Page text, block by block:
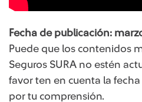
Fecha de publicación:
Puede que los contenidos
Seguros SURA no estén
favor ten en cuenta la
por tu comprensión.